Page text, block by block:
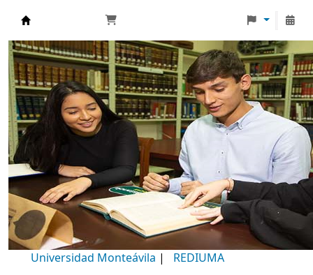
Biblioteca Universidad Monteávila
Universidad Monteávila | REDIUMA